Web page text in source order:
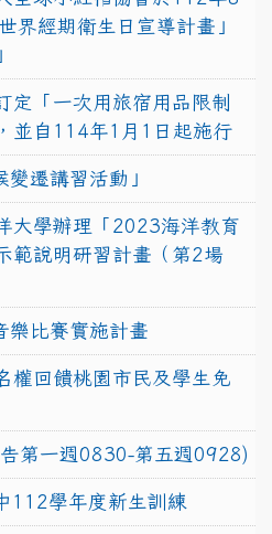
界經期衛生日宣導計畫」
定「一次用旅宿用品限制
並自114年1月1日起施行
變遷講習活動」
大學辦理「2023海洋教育
範說明研習計畫（第2場
樂比賽實施計畫
權回饋桃園市民及學生免
第一週0830-第五週0928)
112學年度新生訓練